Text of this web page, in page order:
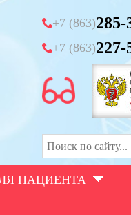
+7 (863)285-
+7 (863)227-
ПАЦИЕНТА